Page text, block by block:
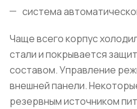
система
Чаще всего корпус
стали и покрывается
составом. Управление
внешней панели.
резервным источником